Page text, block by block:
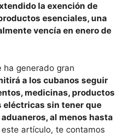
la exención de
esenciales, una
vencía en enero de
ha generado gran
a los cubanos seguir
medicinas, productos
eléctricas sin tener que
al menos hasta
este artículo, te contamos